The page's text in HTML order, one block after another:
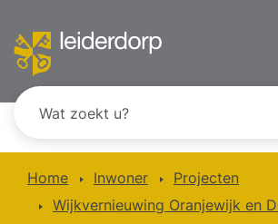
Home Inwoner
Projecten
Wijkvernieuwing Oranjewijk en